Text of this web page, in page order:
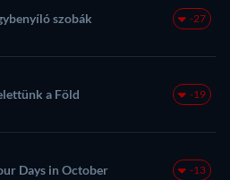
szobák -27
a Föld -19
Days in October -13